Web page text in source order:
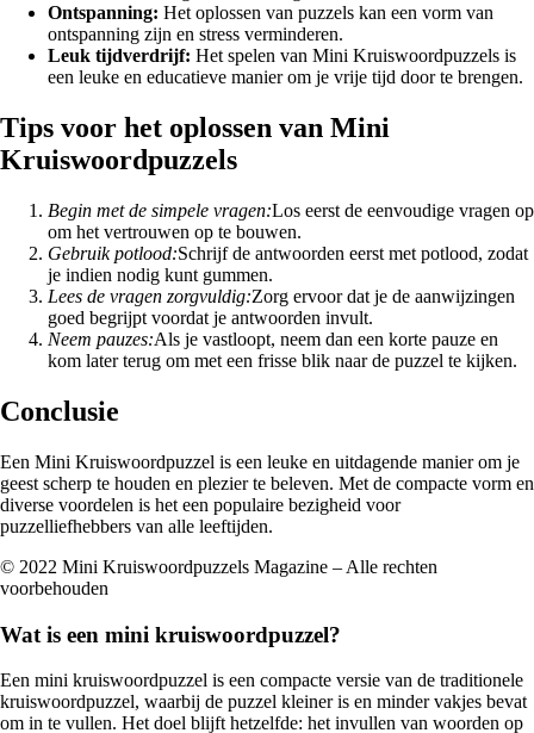
Ontspanning: Het oplossen van puzzels kan een vorm van
ontspanning zijn en stress verminderen.
Leuk tijdverdrijf: Het spelen van Mini Kruiswoordpuzzels is
een leuke en educatieve manier om je vrije tijd door te brengen.
Tips voor het oplossen van Mini
Kruiswoordpuzzels
Begin met de simpele vragen:Los eerst de eenvoudige vragen op
om het vertrouwen op te bouwen.
Gebruik potlood:Schrijf de antwoorden eerst met potlood, zodat
je indien nodig kunt gummen.
Lees de vragen zorgvuldig:Zorg ervoor dat je de aanwijzingen
goed begrijpt voordat je antwoorden invult.
Neem pauzes:Als je vastloopt, neem dan een korte pauze en
kom later terug om met een frisse blik naar de puzzel te kijken.
Conclusie
Een Mini Kruiswoordpuzzel is een leuke en uitdagende manier om je
geest scherp te houden en plezier te beleven. Met de compacte vorm en
diverse voordelen is het een populaire bezigheid voor
puzzelliefhebbers van alle leeftijden.
© 2022 Mini Kruiswoordpuzzels Magazine – Alle rechten
voorbehouden
Wat is een mini kruiswoordpuzzel?
Een mini kruiswoordpuzzel is een compacte versie van de traditionele
kruiswoordpuzzel, waarbij de puzzel kleiner is en minder vakjes bevat
om in te vullen. Het doel blijft hetzelfde: het invullen van woorden op